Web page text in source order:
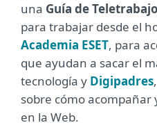
una Guía de Teletrabajo
para trabajar desde el
Academia ESET, para
que ayudan a sacar el
tecnología y Digipadres
sobre cómo acompañar
en la Web.